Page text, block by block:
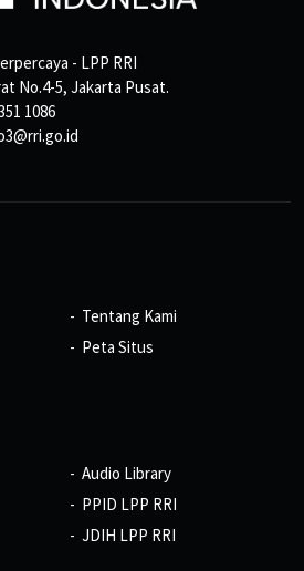
- LPP RRI
No.4-5, Jakarta Pusat.
1086
Tentang Kami
Peta Situs
Audio Library
PPID LPP RRI
JDIH LPP RRI